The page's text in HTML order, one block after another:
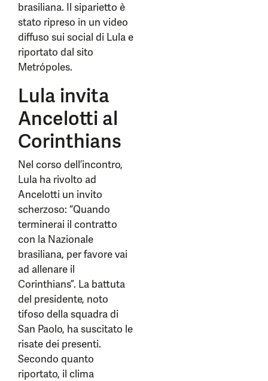
brasiliana. Il siparietto è
stato ripreso in un video
diffuso sui social di Lula e
riportato dal sito
Metrópoles.
Lula invita
Ancelotti al
Corinthians
Nel corso dell’incontro,
Lula ha rivolto ad
Ancelotti un invito
scherzoso: “Quando
terminerai il contratto
con la Nazionale
brasiliana, per favore vai
ad allenare il
Corinthians”. La battuta
del presidente, noto
tifoso della squadra di
San Paolo, ha suscitato le
risate dei presenti.
Secondo quanto
riportato, il clima